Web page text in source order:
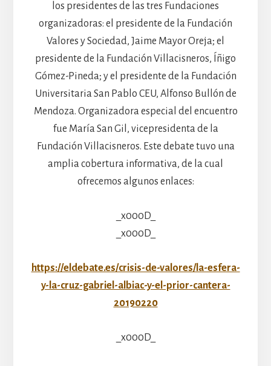
los presidentes de las tres Fundaciones
organizadoras: el presidente de la Fundación
Valores y Sociedad, Jaime Mayor Oreja; el
presidente de la Fundación Villacisneros, Íñigo
Gómez-Pineda; y el presidente de la Fundación
Universitaria San Pablo CEU, Alfonso Bullón de
Mendoza. Organizadora especial del encuentro
fue María San Gil, vicepresidenta de la
Fundación Villacisneros. Este debate tuvo una
amplia cobertura informativa, de la cual
ofrecemos algunos enlaces:
_x000D_
_x000D_
https://eldebate.es/crisis-de-valores/la-esfera-
y-la-cruz-gabriel-albiac-y-el-prior-cantera-
20190220
_x000D_